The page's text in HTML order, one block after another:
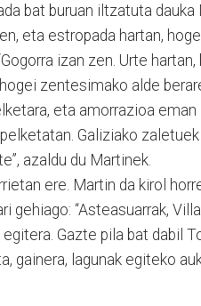
bat buruan iltzatuta dauka
eta estropada hartan,
izan zen. Urte hartan,
zentesimako alde
eta amorrazioa
Galiziako
azaldu du Martinek.
ere. Martin da kirol
gehiago: “Asteasuarrak,
Gazte pila bat dabil
gainera, lagunak egiteko